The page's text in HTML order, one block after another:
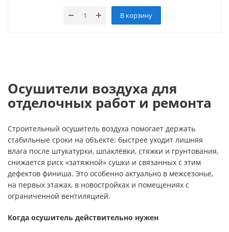
В корзину
Осушители воздуха для
отделочных работ и ремонта
Строительный осушитель воздуха помогает держать
стабильные сроки на объекте: быстрее уходит лишняя
влага после штукатурки, шпаклёвки, стяжки и грунтования,
снижается риск «затяжной» сушки и связанных с этим
дефектов финиша. Это особенно актуально в межсезонье,
на первых этажах, в новостройках и помещениях с
ограниченной вентиляцией.
Когда осушитель действительно нужен